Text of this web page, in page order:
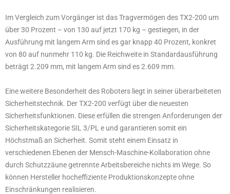
Im Vergleich zum Vorgänger ist das Tragvermögen des TX2-200 um
über 30 Prozent – von 130 auf jetzt 170 kg – gestiegen, in der
Ausführung mit langem Arm sind es gar knapp 40 Prozent, konkret
von 80 auf nunmehr 110 kg. Die Reichweite in Standardausführung
beträgt 2.209 mm, mit langem Arm sind es 2.609 mm.
Eine weitere Besonderheit des Roboters liegt in seiner überarbeiteten
Sicherheitstechnik. Der TX2-200 verfügt über die neuesten
Sicherheitsfunktionen. Diese erfüllen die strengen Anforderungen der
Sicherheitskategorie SIL 3/PL e und garantieren somit ein
Höchstmaß an Sicherheit. Somit steht einem Einsatz in
verschiedenen Ebenen der Mensch-Maschine-Kollaboration ohne
durch Schutzzäune getrennte Arbeitsbereiche nichts im Wege. So
können Hersteller hocheffiziente Produktionskonzepte ohne
Einschränkungen realisieren.